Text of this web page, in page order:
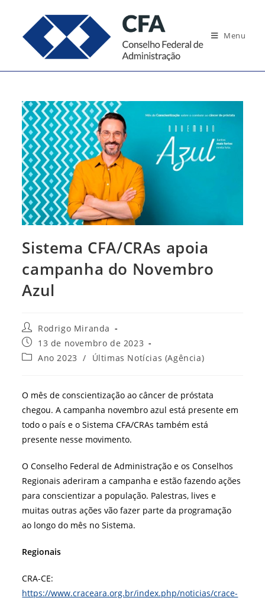
conteúdo
Menu
Sistema CFA/CRAs apoia
campanha do Novembro
Azul
Autor
do
post:
Rodrigo Miranda
Post
publicado:
13 de novembro de 2023
Categoria
Ano 2023 / Últimas Notícias (Agência)
O mês de conscientização ao câncer de próstata
chegou. A campanha novembro azul está presente em
todo o país e o Sistema CFA/CRAs também está
presente nesse movimento.
O Conselho Federal de Administração e os Conselhos
Regionais aderiram a campanha e estão fazendo ações
para conscientizar a população. Palestras, lives e
muitas outras ações vão fazer parte da programação
ao longo do mês no Sistema.
Regionais
CRA-CE:
https://www.craceara.org.br/index.php/noticias/crace-